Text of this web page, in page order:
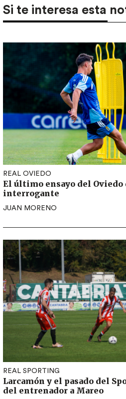
Si te interesa esta
REAL OVIEDO
El último ensayo del Oviedo
interrogante
JUAN MORENO
REAL SPORTING
Larcamón y el pasado del
del entrenador a Mareo